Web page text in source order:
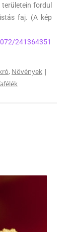
fordul
faj. (A kép
241364351
, Növények |